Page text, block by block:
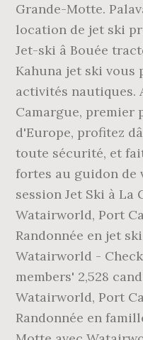
Grande-Motte.
location de jet ski
Jet-ski â Bouée
Kahuna jet ski vous
activités nautiques.
Camargue, premier
d'Europe, profitez
toute sécurité, et
fortes au guidon de
session Jet Ski à La
Watairworld, Port
Randonnée en jet
Watairworld -
members' 2,528
Watairworld, Port
Randonnée en